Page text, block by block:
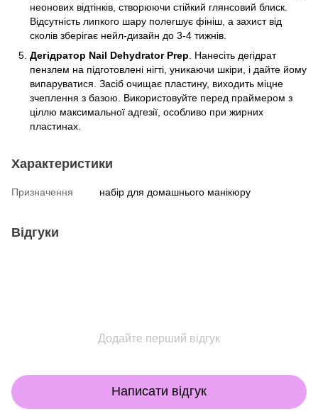
неонових відтінків, створюючи стійкий глянсовий блиск.
Відсутність липкого шару полегшує фініш, а захист від
сколів зберігає нейл-дизайн до 3-4 тижнів.
Дегідратор Nail Dehydrator Prep . Нанесіть дегідрат
пензлем на підготовлені нігті, уникаючи шкіри, і дайте йому
випаруватися. Засіб очищає пластину, виходить міцне
зчеплення з базою. Використовуйте перед праймером з
ціллю максимальної адгезії, особливо при жирних
пластинах.
Характеристики
Призначення набір для домашнього манікюру
Відгуки
Додайте перший відгук
Написати відгук